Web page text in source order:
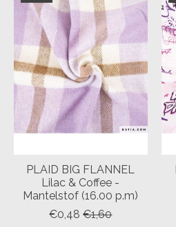
PLAID BIG FLANNEL
Lilac & Coffee -
Mantelstof (16.00 p.m)
€0,48 €1,60